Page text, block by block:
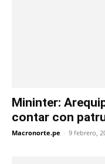
Mininter:
contar con
Macronorte.pe - 9 febrero,